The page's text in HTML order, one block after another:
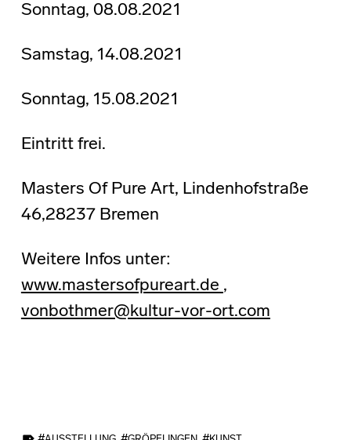
Sonntag, 08.08.2021
Samstag, 14.08.2021
Sonntag, 15.08.2021
Eintritt frei.
Masters Of Pure Art, Lindenhofstraße
46,28237 Bremen
Weitere Infos unter:
www.mastersofpureart.de ,
vonbothmer@kultur-vor-ort.com